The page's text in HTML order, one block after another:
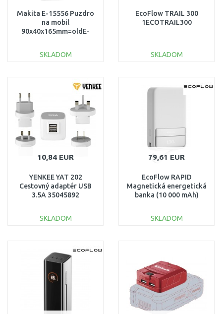
Makita E-15556 Puzdro
na mobil
90x40x165mm=oldE-
SKLADOM
EcoFlow TRAIL 300
1ECOTRAIL300
SKLADOM
10,84 EUR
YENKEE YAT 202
Cestovný adaptér USB
3.5A 35045892
SKLADOM
Porovnať
79,61 EUR
EcoFlow RAPID
Magnetická energetická
banka (10 000 mAh)
SKLADOM